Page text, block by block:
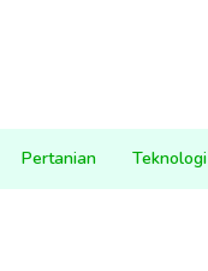
Pertanian Teknologi